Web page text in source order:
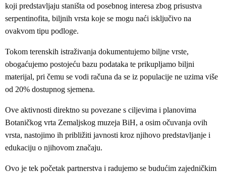
koji predstavljaju staništa od posebnog interesa zbog prisustva
serpentinofita, biljnih vrsta koje se mogu naći isključivo na
ovakvom tipu podloge.
Tokom terenskih istraživanja dokumentujemo biljne vrste,
obogaćujemo postojeću bazu podataka te prikupljamo biljni
materijal, pri čemu se vodi računa da se iz populacije ne uzima više
od 20% dostupnog sjemena.
Ove aktivnosti direktno su povezane s ciljevima i planovima
Botaničkog vrta Zemaljskog muzeja BiH, a osim očuvanja ovih
vrsta, nastojimo ih približiti javnosti kroz njihovo predstavljanje i
edukaciju o njihovom značaju.
Ovo je tek početak partnerstva i radujemo se budućim zajedničkim